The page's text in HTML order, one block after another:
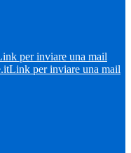
per inviare una mail
Link per inviare una mail